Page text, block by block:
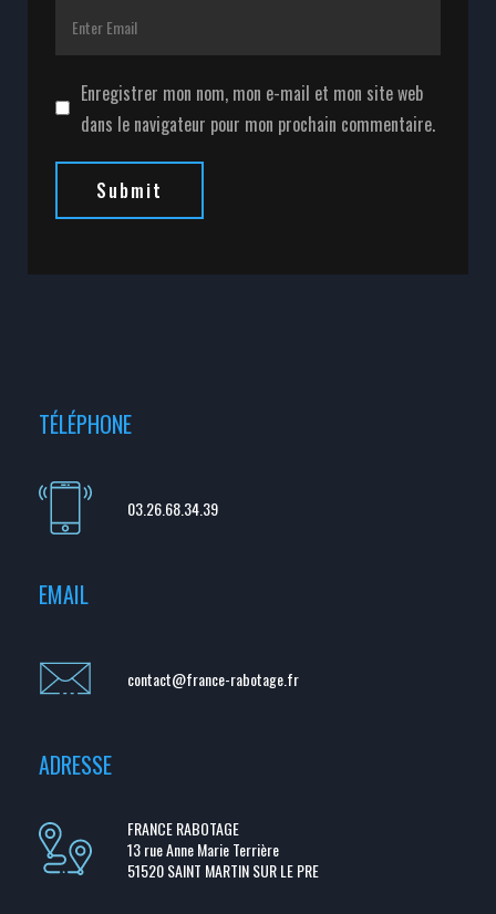
Enregistrer mon nom, mon e-mail et mon site web
dans le navigateur pour mon prochain commentaire.
Submit
TÉLÉPHONE
03.26.68.34.39
EMAIL
contact@france-rabotage.fr
ADRESSE
FRANCE RABOTAGE
13 rue Anne Marie Terrière
51520 SAINT MARTIN SUR LE PRE